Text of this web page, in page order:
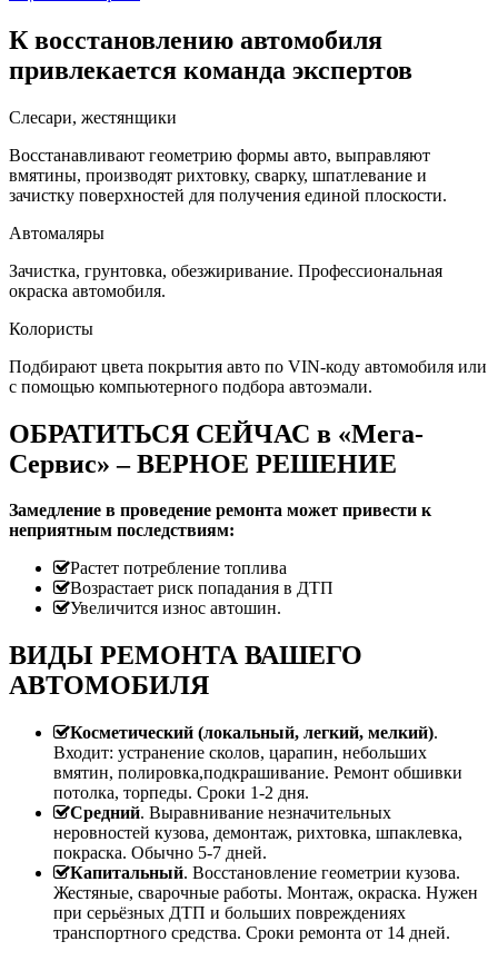
К восстановлению автомобиля
привлекается команда экспертов
Слесари, жестянщики
Восстанавливают геометрию формы авто, выправляют
вмятины, производят рихтовку, сварку, шпатлевание и
зачистку поверхностей для получения единой плоскости.
Автомаляры
Зачистка, грунтовка, обезжиривание. Профессиональная
окраска автомобиля.
Колористы
Подбирают цвета покрытия авто по VIN-коду автомобиля или
с помощью компьютерного подбора автоэмали.
ОБРАТИТЬСЯ СЕЙЧАС в «Мега-
Сервис» – ВЕРНОЕ РЕШЕНИЕ
Замедление в проведение ремонта может привести к
неприятным последствиям:
Растет потребление топлива
Возрастает риск попадания в ДТП
Увеличится износ автошин.
ВИДЫ РЕМОНТА ВАШЕГО
АВТОМОБИЛЯ
Косметический (локальный, легкий, мелкий).
Входит: устранение сколов, царапин, небольших
вмятин, полировка,подкрашивание. Ремонт обшивки
потолка, торпеды. Сроки 1-2 дня.
Средний. Выравнивание незначительных
неровностей кузова, демонтаж, рихтовка, шпаклевка,
покраска. Обычно 5-7 дней.
Капитальный. Восстановление геометрии кузова.
Жестяные, сварочные работы. Монтаж, окраска. Нужен
при серьёзных ДТП и больших повреждениях
транспортного средства. Сроки ремонта от 14 дней.